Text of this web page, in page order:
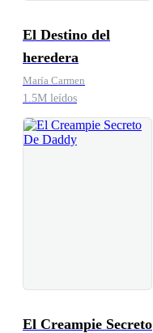
El Destino del
heredera
María Carmen
1.5M leídos
El Creampie Secreto